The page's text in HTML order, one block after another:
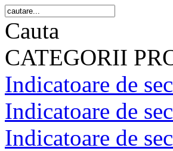
Cauta
CATEGORII
Indicatoare de
Indicatoare de
Indicatoare de